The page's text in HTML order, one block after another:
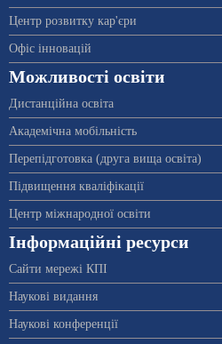
Центр розвитку кар'єри
Офіс інновацій
Можливості освіти
Дистанційна освіта
Академічна мобільність
Перепідготовка (друга вища освіта)
Підвищення кваліфікації
Центр міжнародної освіти
Інформаційні ресурси
Сайти мережі КПІ
Наукові видання
Наукові конференції